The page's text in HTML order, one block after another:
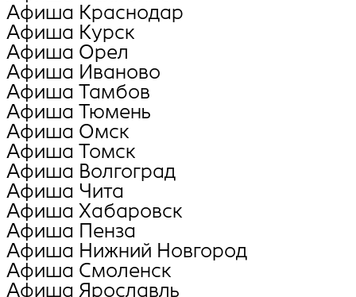
Афиша Краснодар
Афиша Курск
Афиша Орел
Афиша Иваново
Афиша Тамбов
Афиша Тюмень
Афиша Омск
Афиша Томск
Афиша Волгоград
Афиша Чита
Афиша Хабаровск
Афиша Пенза
Афиша Нижний Новгород
Афиша Смоленск
Афиша Ярославль